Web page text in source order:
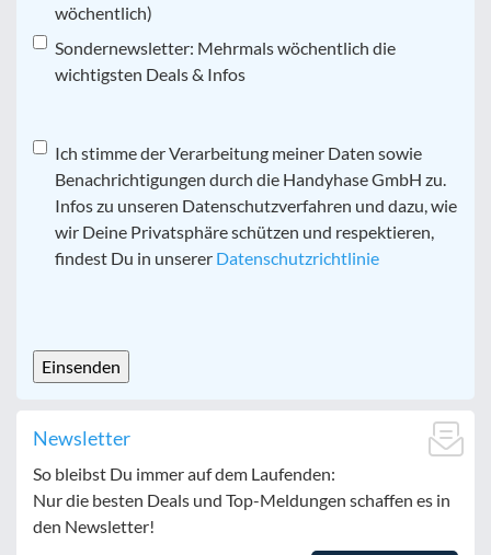
wöchentlich)
Sondernewsletter: Mehrmals wöchentlich die
wichtigsten Deals & Infos
Datenschutz*
Ich stimme der Verarbeitung meiner Daten sowie
Benachrichtigungen durch die Handyhase GmbH zu.
Infos zu unseren Datenschutzverfahren und dazu, wie
wir Deine Privatsphäre schützen und respektieren,
findest Du in unserer Datenschutzrichtlinie
Newsletter
So bleibst Du immer auf dem Laufenden:
Nur die besten Deals und Top-Meldungen schaffen es in
den Newsletter!